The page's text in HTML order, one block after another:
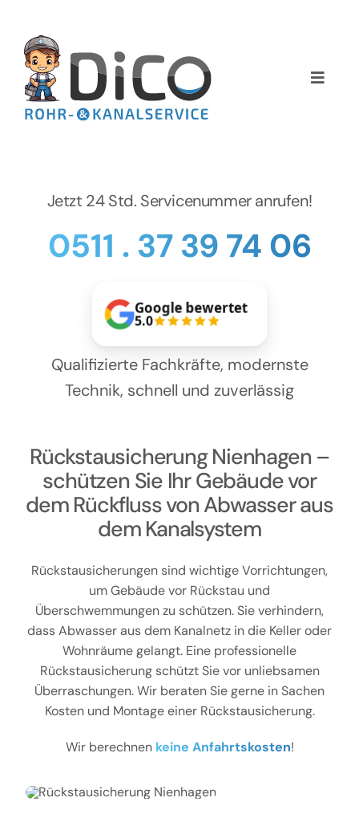
springen
Toggle
Home
NEWS
Kontakt
Jetzt 24 Std. Servicenummer anrufen!
0511 . 37 39 74 06
Google bewertet
5.0
Qualifizierte Fachkräfte, modernste
Technik, schnell und zuverlässig
Rückstausicherung Nienhagen –
schützen Sie Ihr Gebäude vor
dem Rückfluss von Abwasser aus
dem Kanalsystem
Rückstausicherungen sind wichtige Vorrichtungen,
um Gebäude vor Rückstau und
Überschwemmungen zu schützen. Sie verhindern,
dass Abwasser aus dem Kanalnetz in die Keller oder
Wohnräume gelangt. Eine professionelle
Rückstausicherung schützt Sie vor unliebsamen
Überraschungen. Wir beraten Sie gerne in Sachen
Kosten und Montage einer Rückstausicherung.
Wir berechnen keine Anfahrtskosten!